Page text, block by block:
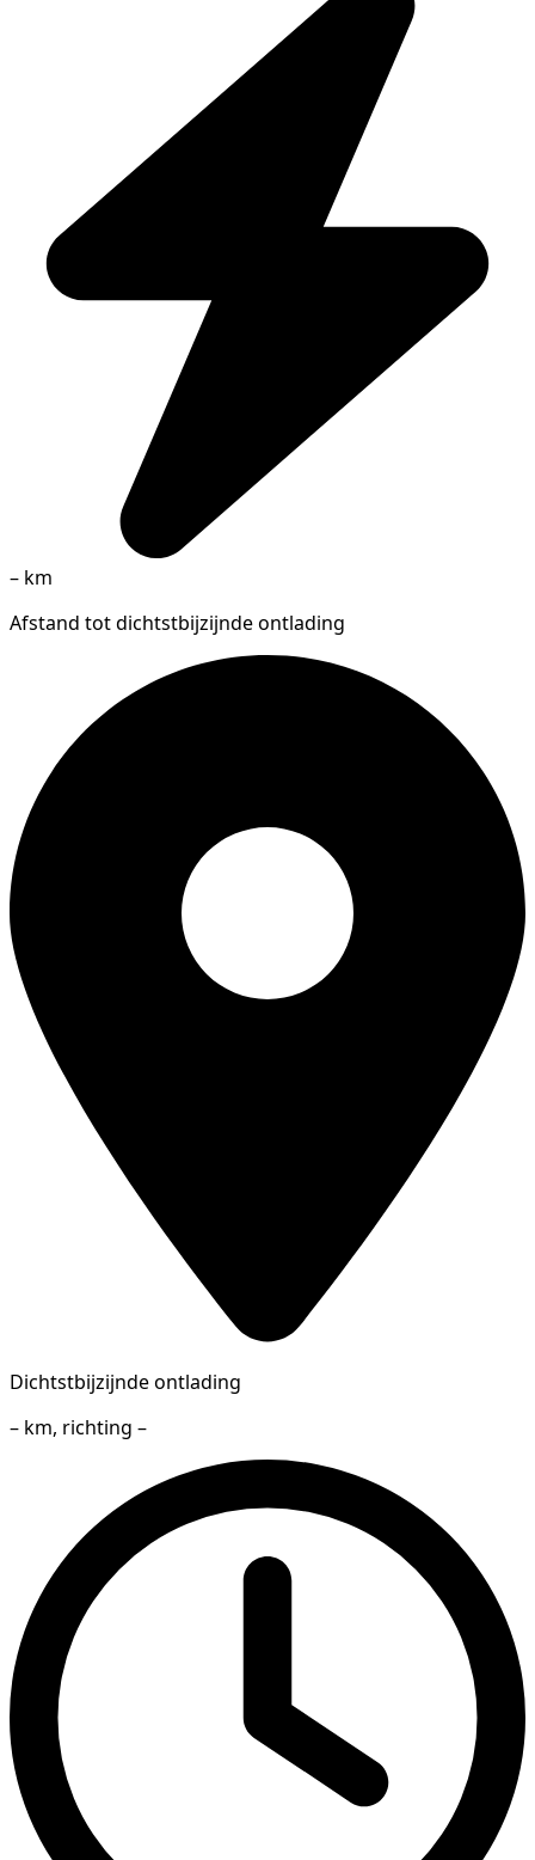
– km
Afstand tot dichtstbijzijnde ontlading
Dichtstbijzijnde ontlading
– km, richting –